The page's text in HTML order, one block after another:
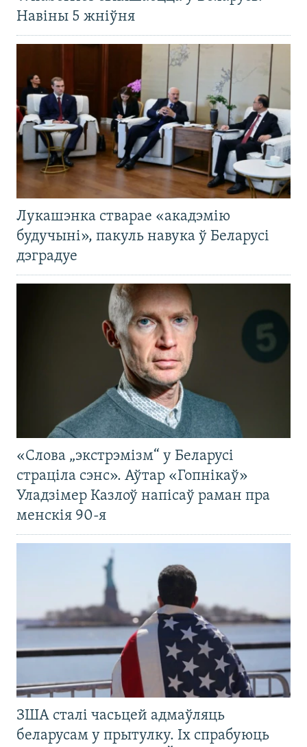
Навіны 5 жніўня
Лукашэнка стварае «акадэмію
будучыні», пакуль навука ў Беларусі
дэградуе
«Слова „экстрэмізм“ у Беларусі
страціла сэнс». Аўтар «Гопнікаў»
Уладзімер Казлоў напісаў раман пра
менскія 90-я
ЗША сталі часьцей адмаўляць
беларусам у прытулку. Іх спрабуюць